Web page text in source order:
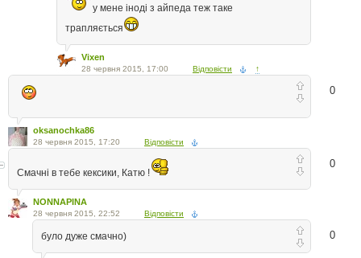
у мене іноді з айпеда теж таке
трапляється
Vixen
28 червня 2015, 17:00 Відповісти ↑
0
oksanochka86
28 червня 2015, 17:20 Відповісти
0
Смачні в тебе кексики, Катю !
NONNAPINA
28 червня 2015, 22:52 Відповісти
0
було дуже смачно)